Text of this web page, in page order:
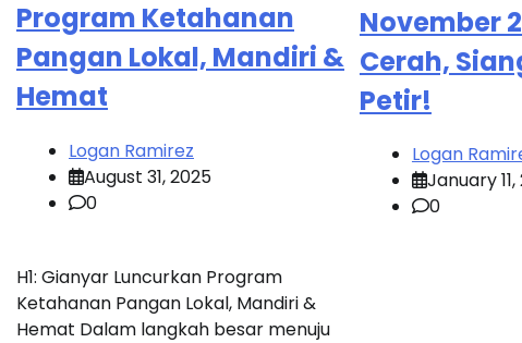
Program Ketahanan
Pangan Lokal, Mandiri &
Hemat
Logan Ramirez
August 31, 2025
0
H1: Gianyar Luncurkan Program
Ketahanan Pangan Lokal, Mandiri &
Hemat Dalam langkah besar menuju
November
Cerah,
Petir!
Logan
January
0